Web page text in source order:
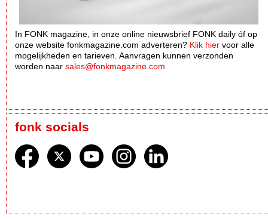
In FONK magazine, in onze online nieuwsbrief FONK daily óf op
onze website fonkmagazine.com adverteren? Klik hier voor alle
mogelijkheden en tarieven. Aanvragen kunnen verzonden
worden naar sales@fonkmagazine.com
fonk socials